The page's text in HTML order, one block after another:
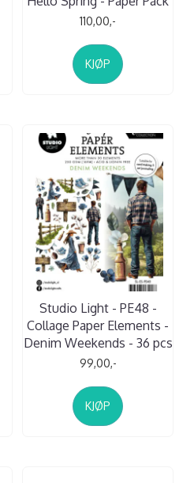
110,00,-
KJØP
Studio Light - PE48 -
Collage Paper Elements -
Denim Weekends - 36 pcs
99,00,-
KJØP